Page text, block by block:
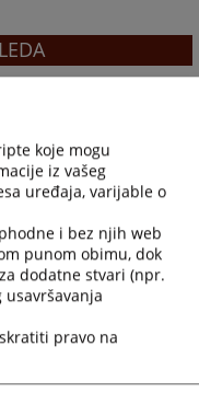
koje mogu
iz vašeg
uređaja, varijable o
i bez njih web
punom obimu, dok
dodatne stvari (npr.
pravo na